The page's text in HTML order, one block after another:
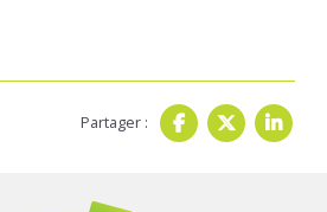
Partager :